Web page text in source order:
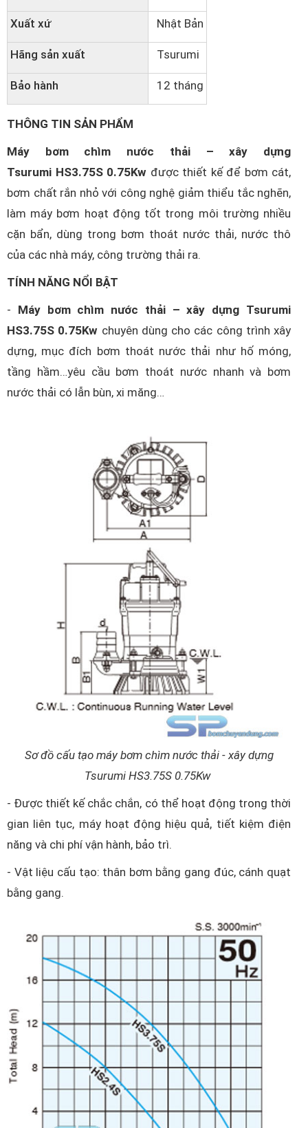
Xuất xứ Nhật Bản
Hãng sản xuất Tsurumi
Bảo hành 12 tháng
THÔNG TIN SẢN PHẨM
Máy bơm chìm nước thải – xây dựng
Tsurumi HS3.75S 0.75Kw được thiết kế để bơm cát,
bơm chất rắn nhỏ với công nghệ giảm thiểu tắc nghẽn,
làm máy bơm hoạt động tốt trong môi trường nhiều
cặn bẩn, dùng trong bơm thoát nước thải, nước thô
của các nhà máy, công trường thải ra.
TÍNH NĂNG NỔI BẬT
- Máy bơm chìm nước thải – xây dựng Tsurumi
HS3.75S 0.75Kw chuyên dùng cho các công trình xây
dựng, mục đích bơm thoát nước thải như hố móng,
tầng hầm…yêu cầu bơm thoát nước nhanh và bơm
nước thải có lẫn bùn, xi măng…
Sơ đồ cấu tạo máy bơm chìm nước thải - xây dựng
Tsurumi HS3.75S 0.75Kw
- Được thiết kế chắc chắn, có thể hoạt động trong thời
gian liên tục, máy hoạt động hiệu quả, tiết kiệm điện
năng và chi phí vận hành, bảo trì.
- Vật liệu cấu tạo: thân bơm bằng gang đúc, cánh quạt
bằng gang.